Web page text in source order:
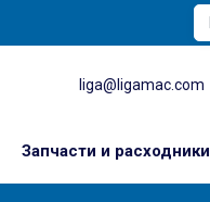
liga@ligamac.com
Запчасти и расходники